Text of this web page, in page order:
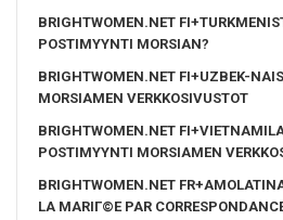
BRIGHTWOMEN.NET
POSTIMYYNTI MORSIAN?
BRIGHTWOMEN.NET FI+UZBEK-
MORSIAMEN VERKKOSIVUSTOT
BRIGHTWOMEN.NET
POSTIMYYNTI MORSIAMEN
BRIGHTWOMEN.NET
LA MARIГ©E PAR